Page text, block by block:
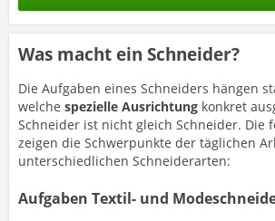
Was macht ein Schneider?
Die Aufgaben eines Schneiders hängen
welche spezielle Ausrichtung konkret
Schneider ist nicht gleich Schneider. Die
zeigen die Schwerpunkte der täglichen
unterschiedlichen Schneiderarten:
Aufgaben Textil- und